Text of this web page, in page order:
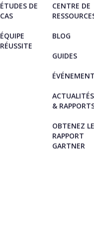
ÉTUDES DE
CAS
ÉQUIPE
RÉUSSITE
CENTRE DE
BLOG
GUIDES
ACTUALITÉS
&
OBTENEZ LE
RAPPORT
GARTNER